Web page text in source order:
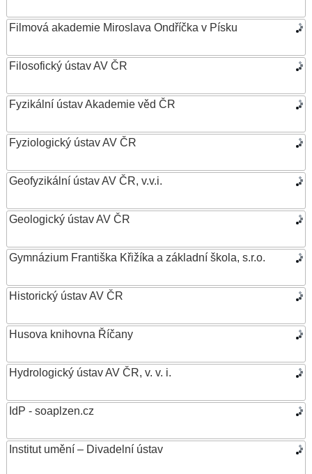
Filmová akademie Miroslava Ondříčka v Písku
Filosofický ústav AV ČR
Fyzikální ústav Akademie věd ČR
Fyziologický ústav AV ČR
Geofyzikální ústav AV ČR, v.v.i.
Geologický ústav AV ČR
Gymnázium Františka Křižíka a základní škola, s.r.o.
Historický ústav AV ČR
Husova knihovna Říčany
Hydrologický ústav AV ČR, v. v. i.
IdP - soaplzen.cz
Institut umění – Divadelní ústav